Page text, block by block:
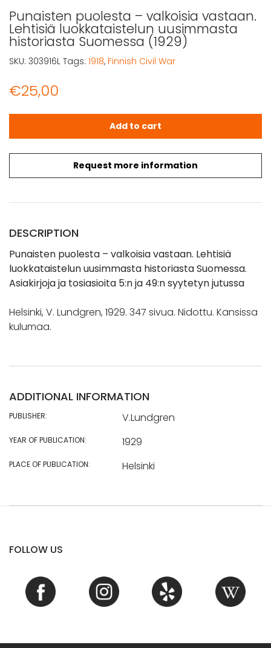
Punaisten puolesta – valkoisia vastaan.
Lehtisiä luokkataistelun uusimmasta
historiasta Suomessa (1929)
€25,00
Request more information
Punaisten puolesta - valkoisia vastaan. Lehtisiä
Add to cart
SKU: 303916L Tags: 1918, Finnish Civil War
DESCRIPTION
Punaisten puolesta – valkoisia vastaan. Lehtisiä
luokkataistelun uusimmasta historiasta Suomessa.
Asiakirjoja ja tosiasioita 5:n ja 49:n syytetyn jutussa
Helsinki, V. Lundgren, 1929. 347 sivua. Nidottu. Kansissa
kulumaa.
ADDITIONAL INFORMATION
PUBLISHER: V.Lundgren
YEAR OF PUBLICATION: 1929
PLACE OF PUBLICATION: Helsinki
FOLLOW US